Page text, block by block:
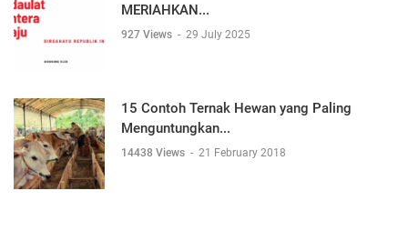
MERIAHKAN...
927 Views - 29 July 2025
15 Contoh Ternak Hewan yang Paling
Menguntungkan...
14438 Views - 21 February 2018